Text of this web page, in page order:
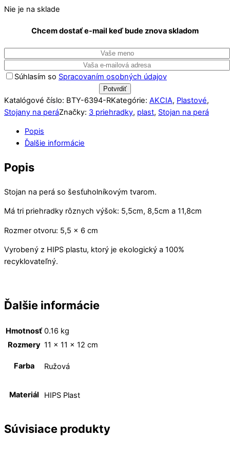
Nie je na sklade
Chcem dostať e-mail keď bude znova skladom
Súhlasím so Spracovaním osobných údajov
Katalógové číslo: BTY-6394-RKategórie: AKCIA, Plastové,
Stojany na peráZnačky: 3 priehradky, plast, Stojan na perá
Popis
Ďalšie informácie
Popis
Stojan na perá so šesťuholníkovým tvarom.
Má tri priehradky rôznych výšok: 5,5cm, 8,5cm a 11,8cm
Rozmer otvoru: 5,5 x 6 cm
Vyrobený z HIPS plastu, ktorý je ekologický a 100%
recyklovateľný.
Ďalšie informácie
Hmotnosť 0.16 kg
Rozmery 11 × 11 × 12 cm
Farba Ružová
Materiál HIPS Plast
Súvisiace produkty